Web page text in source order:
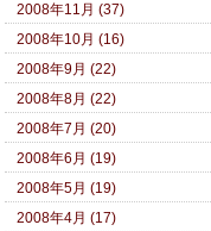
2008年11月 (37)
2008年10月 (16)
2008年9月 (22)
2008年8月 (22)
2008年7月 (20)
2008年6月 (19)
2008年5月 (19)
2008年4月 (17)